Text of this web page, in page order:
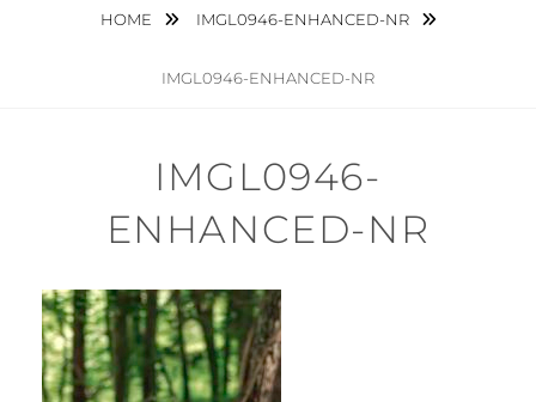
HOME IMGL0946-ENHANCED-NR
IMGL0946-ENHANCED-NR
IMGL0946-
ENHANCED-NR